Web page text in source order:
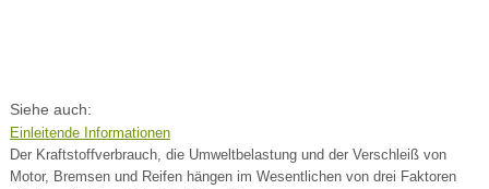
Siehe auch:
Einleitende Informationen
Der Kraftstoffverbrauch, die Umweltbelastung und der Verschleiß von
Motor, Bremsen und Reifen hängen im Wesentlichen von drei Faktoren